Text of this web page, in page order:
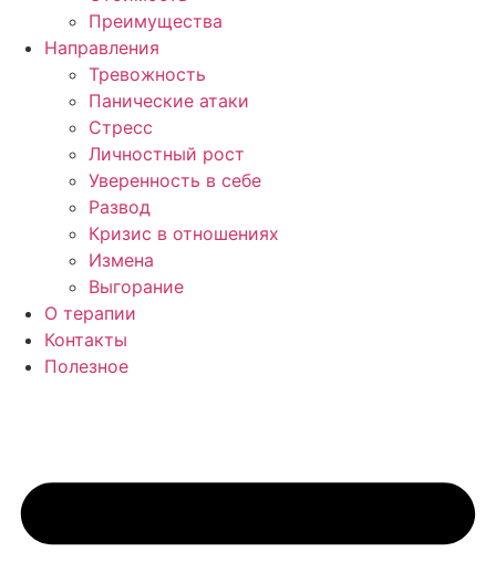
Преимущества
Направления
Тревожность
Панические атаки
Стресс
Личностный рост
Уверенность в себе
Развод
Кризис в отношениях
Измена
Выгорание
О терапии
Контакты
Полезное